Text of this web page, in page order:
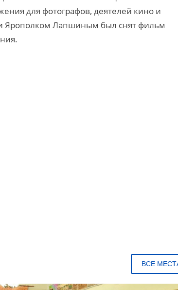
для фотографов, деятелей кино и
Ярополком Лапшиным был снят фильм
ВСЕ